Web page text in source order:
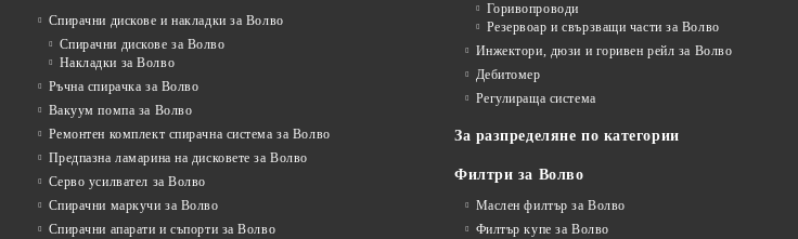
Спирачни дискове и накладки за Волво
Спирачни дискове за Волво
Накладки за Волво
Ръчна спирачка за Волво
Вакуум помпа за Волво
Ремонтен комплект спирачна система за Волво
Предпазна ламарина на дисковете за Волво
Серво усилвател за Волво
Спирачни маркучи за Волво
Спирачни апарати и съпорти за Волво
Горивопроводи
Резервоар и свързващи части за Волво
Инжектори, дюзи и горивен рейл за Волво
Дебитомер
Регулираща система
За разпределяне по категории
Филтри за Волво
Маслен филтър за Волво
Филтър купе за Волво